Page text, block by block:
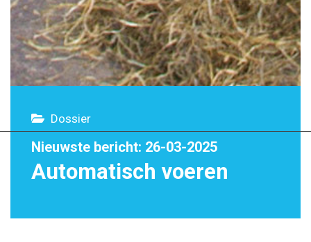
Dossier
Nieuwste bericht: 26-03-2025
Automatisch voeren